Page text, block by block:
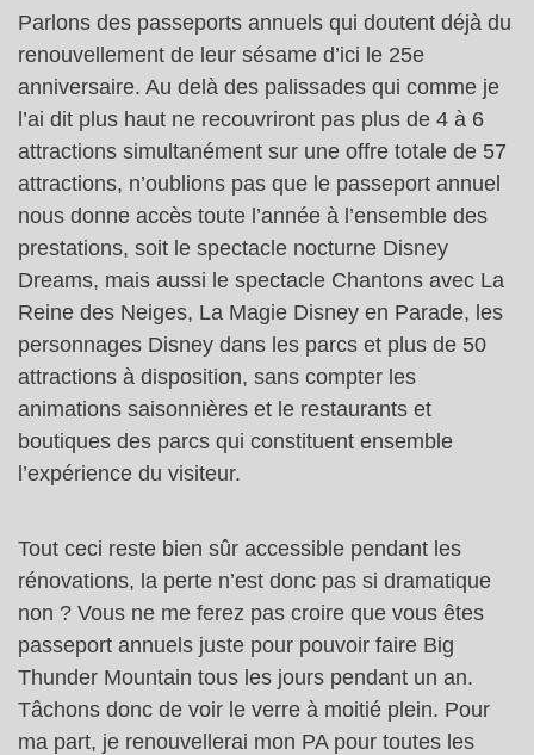
Parlons des passeports annuels qui doutent déjà du
renouvellement de leur sésame d’ici le 25e
anniversaire. Au delà des palissades qui comme je
l’ai dit plus haut ne recouvriront pas plus de 4 à 6
attractions simultanément sur une offre totale de 57
attractions, n’oublions pas que le passeport annuel
nous donne accès toute l’année à l’ensemble des
prestations, soit le spectacle nocturne Disney
Dreams, mais aussi le spectacle Chantons avec La
Reine des Neiges, La Magie Disney en Parade, les
personnages Disney dans les parcs et plus de 50
attractions à disposition, sans compter les
animations saisonnières et le restaurants et
boutiques des parcs qui constituent ensemble
l’expérience du visiteur.
Tout ceci reste bien sûr accessible pendant les
rénovations, la perte n’est donc pas si dramatique
non ? Vous ne me ferez pas croire que vous êtes
passeport annuels juste pour pouvoir faire Big
Thunder Mountain tous les jours pendant un an.
Tâchons donc de voir le verre à moitié plein. Pour
ma part, je renouvellerai mon PA pour toutes les